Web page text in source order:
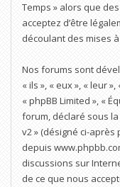
Temps » alors que
acceptez d’être
découlant des mises
Nos forums sont
« ils », « eux », « leur
« phpBB Limited », «
forum, déclaré sous la
v2» (désigné ci-après
depuis
discussions sur
de ce que nous